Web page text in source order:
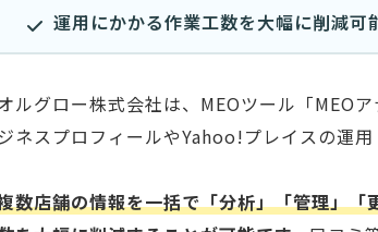
運用にかかる作業工数を大幅に削減可
ルグロー株式会社は、MEOツール「MEO
ネスプロフィールやYahoo!プレイスの運用
数店舗の情報を一括で「分析」「管理」